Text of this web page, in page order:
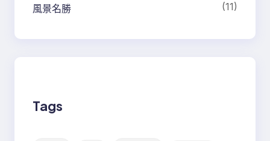
風景名勝 (11)
Tags